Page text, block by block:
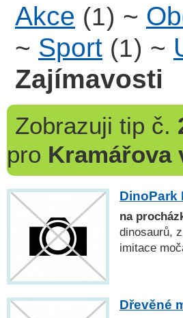
Akce (1) ~
~ Sport (1) ~
Zajímavosti
Zobrazuji tip č.
pro Kramářova
DinoPark
na
dinosaurů,
imitace
Dřevěné